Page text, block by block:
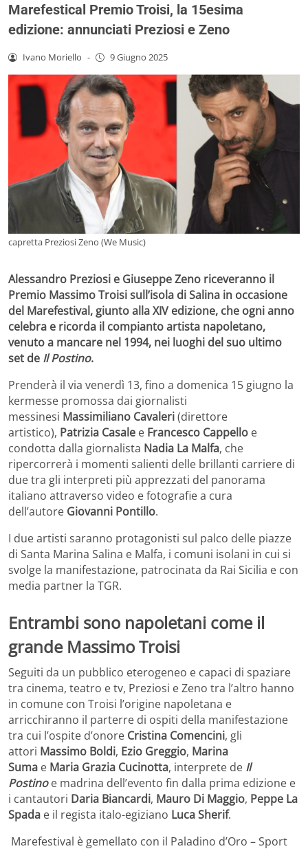
Marefestical Premio Troisi, la 15esima
edizione: annunciati Preziosi e Zeno
Ivano Moriello - 9 Giugno 2025
capretta Preziosi Zeno (We Music)
Alessandro Preziosi e Giuseppe Zeno riceveranno il
Premio Massimo Troisi sull’isola di Salina in occasione
del Marefestival, giunto alla XIV edizione, che ogni anno
celebra e ricorda il compianto artista napoletano,
venuto a mancare nel 1994, nei luoghi del suo ultimo
set de Il Postino.
Prenderà il via venerdì 13, fino a domenica 15 giugno la
kermesse promossa dai giornalisti
messinesi Massimiliano Cavaleri(direttore
artistico), Patrizia Casale e Francesco Cappello e
condotta dalla giornalista Nadia La Malfa, che
ripercorrerà i momenti salienti delle brillanti carriere di
due tra gli interpreti più apprezzati del panorama
italiano attraverso video e fotografie a cura
dell’autore Giovanni Pontillo.
I due artisti saranno protagonisti sul palco delle piazze
di Santa Marina Salina e Malfa, i comuni isolani in cui si
svolge la manifestazione, patrocinata da Rai Sicilia e con
media partner la TGR.
Entrambi sono napoletani come il
grande Massimo Troisi
Seguiti da un pubblico eterogeneo e capaci di spaziare
tra cinema, teatro e tv, Preziosi e Zeno tra l’altro hanno
in comune con Troisi l’origine napoletana e
arricchiranno il parterre di ospiti della manifestazione
tra cui l’ospite d’onore Cristina Comencini, gli
attori Massimo Boldi, Ezio Greggio, Marina
Suma e Maria Grazia Cucinotta, interprete de Il
Postinoe madrina dell’evento fin dalla prima edizione e
i cantautori Daria Biancardi, Mauro Di Maggio, Peppe La
Spada e il regista italo-egiziano Luca Sherif.
Marefestival è gemellato con il Paladino d’Oro – Sport